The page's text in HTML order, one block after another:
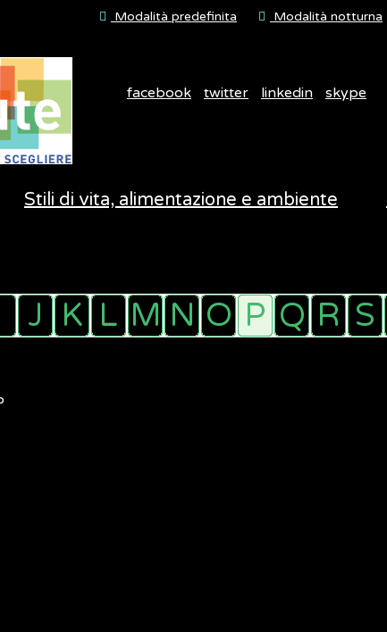
Modalità predefinita Modalità notturna
facebook twitter linkedin skype
Stili di vita, alimentazione e ambiente